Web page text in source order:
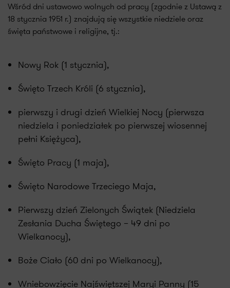
Wśród dni ustawowo wolnych od pracy (zgodnie z Ustawą z
18 stycznia 1951 r.) znajdują się wszystkie niedziele oraz
święta państwowe i religijne, tj.:
Nowy Rok (1 stycznia),
Święto Trzech Króli (6 stycznia),
pierwszy i drugi dzień Wielkiej Nocy (pierwsza
niedziela i poniedziałek po pierwszej wiosennej
pełni Księżyca),
Święto Pracy (1 maja),
Święto Narodowe Trzeciego Maja,
Pierwszy dzień Zielonych Świątek (Niedziela
Zesłania Ducha Świętego – 49 dni po
Wielkanocy),
Boże Ciało (60 dni po Wielkanocy),
Wniebowzięcie Najświętszej Maryi Panny (15